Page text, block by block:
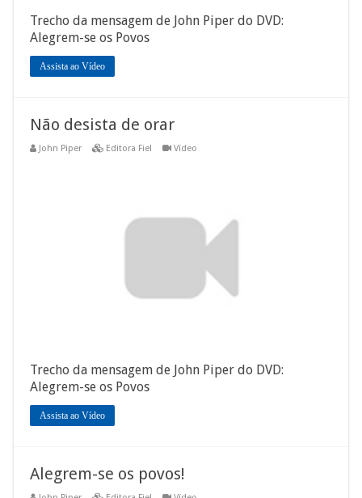
Trecho da mensagem de John Piper do DVD:
Alegrem-se os Povos
Assista ao Vídeo
Não desista de orar
John Piper Editora Fiel Vídeo
Trecho da mensagem de John Piper do DVD:
Alegrem-se os Povos
Assista ao Vídeo
Alegrem-se os povos!